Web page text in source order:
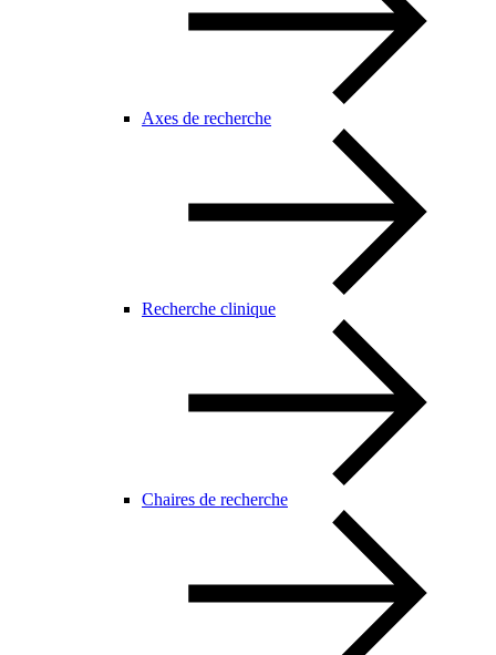
Axes de recherche
Recherche clinique
Chaires de recherche